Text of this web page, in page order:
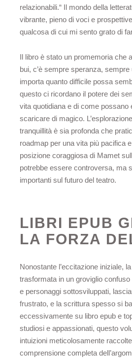
relazionabili.“ Il mondo della
vibrante, pieno di voci e
qualcosa di cui mi sento grato di
Il libro è stato un promemoria che
bui, c’è sempre speranza, sempre
importa quanto difficile possa
questo ci ricordano il potere dei
vita quotidiana e di come possano
scaricare di magico.
tranquillità è sia profonda che
roadmap per una vita più pacifica
posizione coraggiosa di Mamet
potrebbe essere controversa, ma
importanti sul futuro del teatro.
LIBRI EPUB
LA FORZA
Nonostante l’eccitazione iniziale,
trasformata in un groviglio
e personaggi sottosviluppati,
frustrato, e la scrittura spesso si
eccessivamente su libro epub e
studiosi e appassionati, questo
intuizioni meticolosamente
comprensione completa